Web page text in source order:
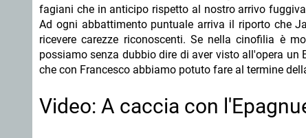
fagiani che in anticipo rispetto al nostro arrivo
Ad ogni abbattimento puntuale arriva il riporto che
ricevere carezze riconoscenti. Se nella cinofilia è
possiamo senza dubbio dire di aver visto all'opera
che con Francesco abbiamo potuto fare al termine
Video: A caccia con